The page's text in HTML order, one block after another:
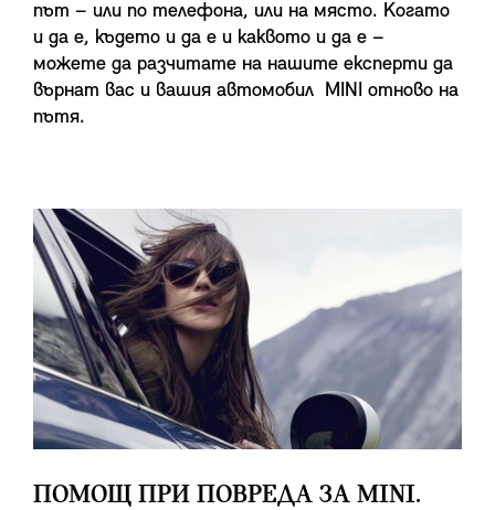
път – или по телефона, или на място. Когато
и да е, където и да е и каквото и да е –
можете да разчитате на нашите експерти да
върнат вас и вашия автомобил MINI отново на
пътя.
ПОМОЩ ПРИ ПОВРЕДА ЗА MINI.